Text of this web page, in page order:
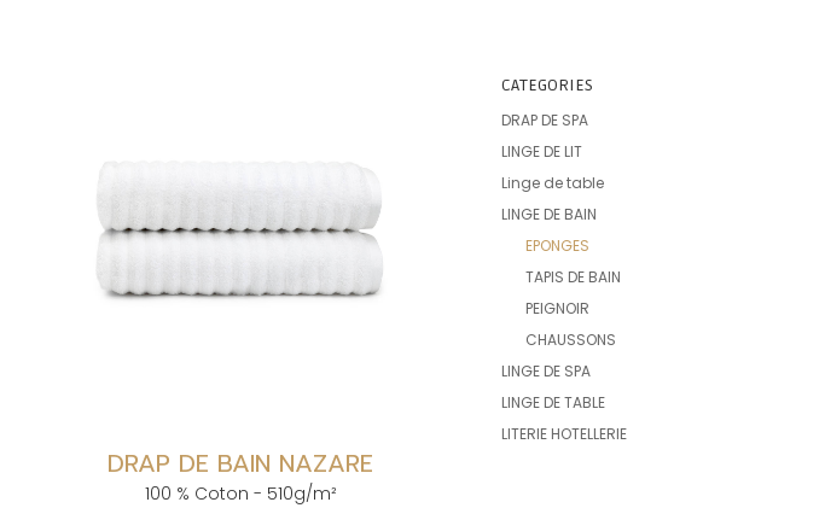
DRAP DE BAIN NAZARE
100 % Coton - 510g/m²
CATEGORIES
DRAP DE SPA
LINGE DE LIT
Linge de table
LINGE DE BAIN
EPONGES
TAPIS DE BAIN
PEIGNOIR
CHAUSSONS
LINGE DE SPA
LINGE DE TABLE
LITERIE HOTELLERIE